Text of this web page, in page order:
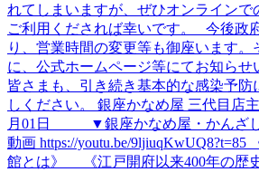
れてしまいますが、ぜひオンラインで
ご利用くだされば幸いです。 今後政
り、営業時間の変更等も御座います
に、公式ホームページ等にてお知らせ
皆さまも、引き続き基本的な感染予防
しください。 銀座かなめ屋 三代目店
月01日 ▼銀座かなめ屋・かんざし
動画 https://youtu.be/9ljiuqKwUQ8?t=85
館とは》 《江戸開府以来400年の歴